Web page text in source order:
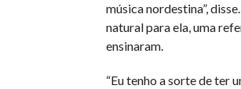
música nordestina”,
natural para ela, uma
ensinaram.
“Eu tenho a sorte de ter